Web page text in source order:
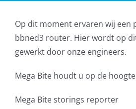
Cloud Computing
Microsoft NCE
Op dit moment ervaren wij een
bbned3 router. Hier wordt op
gewerkt door onze engineers.
Mega Bite houdt u op de
Mega Bite storings reporter